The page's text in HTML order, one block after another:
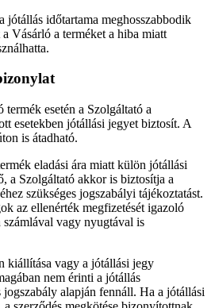
jótállás időtartama meghosszabbodik
Vásárló a terméket a hiba miatt
esetén a Szolgáltató a
esetekben jótállási jegyet biztosít. A
is átadható.
eladási ára miatt külön jótállási
a Szolgáltató akkor is biztosítja a
szükséges jogszabályi tájékoztatást.
az ellenérték megfizetését igazoló
vagy nyugtával is
kiállítása vagy a jótállási jegy
nem érinti a jótállás
jogszabály alapján fennáll. Ha a jótállási